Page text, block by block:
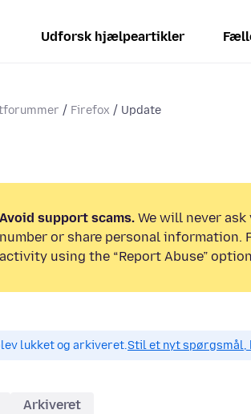
Udforsk hjælpeartikler
Firefox Update
Avoid support scams. We will never
number or share personal information.
activity using the “Report Abuse”
lukket og arkiveret.Stil et nyt
Arkiveret